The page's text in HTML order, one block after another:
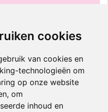
cookies
van cookies en
technologieën om
op onze website
om
inhoud en
- 30/09/2026